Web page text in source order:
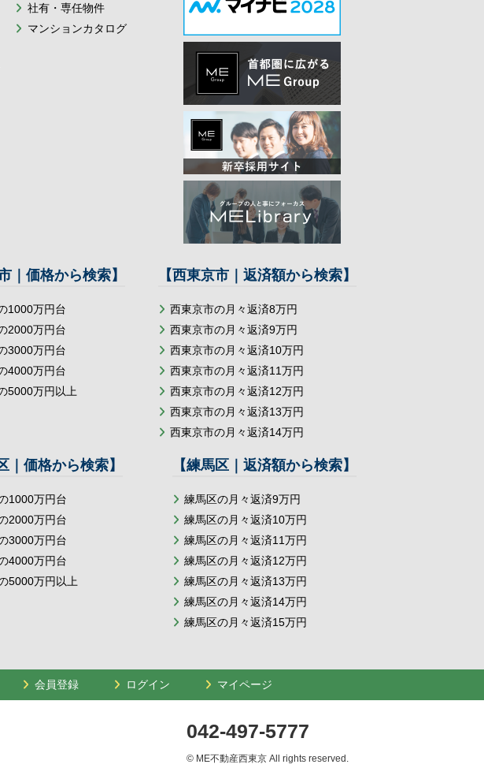
社有・専任物件
マンションカタログ
｜価格から検索】
1000万円台
2000万円台
3000万円台
4000万円台
5000万円以上
【西東京市｜返済額から検索】
西東京市の月々返済8万円
西東京市の月々返済9万円
西東京市の月々返済10万円
西東京市の月々返済11万円
西東京市の月々返済12万円
西東京市の月々返済13万円
西東京市の月々返済14万円
｜価格から検索】
1000万円台
2000万円台
3000万円台
4000万円台
5000万円以上
【練馬区｜返済額から検索】
練馬区の月々返済9万円
練馬区の月々返済10万円
練馬区の月々返済11万円
練馬区の月々返済12万円
練馬区の月々返済13万円
練馬区の月々返済14万円
練馬区の月々返済15万円
会員登録 ログイン マイページ
042-497-5777
© ME不動産西東京 All rights reserved.